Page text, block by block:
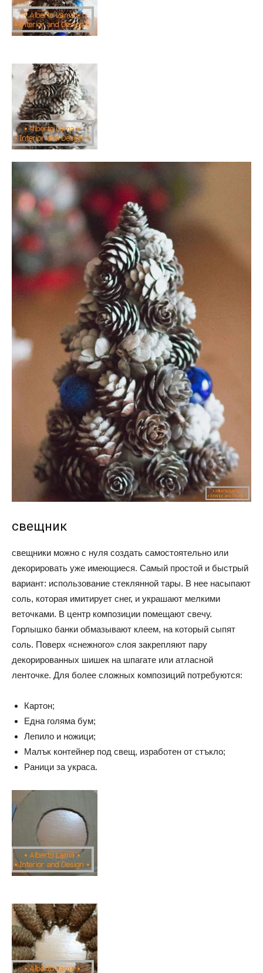
свещник
свещники можно с нуля создать самостоятельно или
декорировать уже имеющиеся. Самый простой и быстрый
вариант: использование стеклянной тары. В нее насыпают
соль, которая имитирует снег, и украшают мелкими
веточками. В центр композиции помещают свечу.
Горлышко банки обмазывают клеем, на который сыпят
соль. Поверх «снежного» слоя закрепляют пару
декорированных шишек на шпагате или атласной
ленточке. Для более сложных композиций потребуются:
Картон;
Една голяма бум;
Лепило и ножици;
Малък контейнер под свещ, изработен от стъкло;
Раници за украса.